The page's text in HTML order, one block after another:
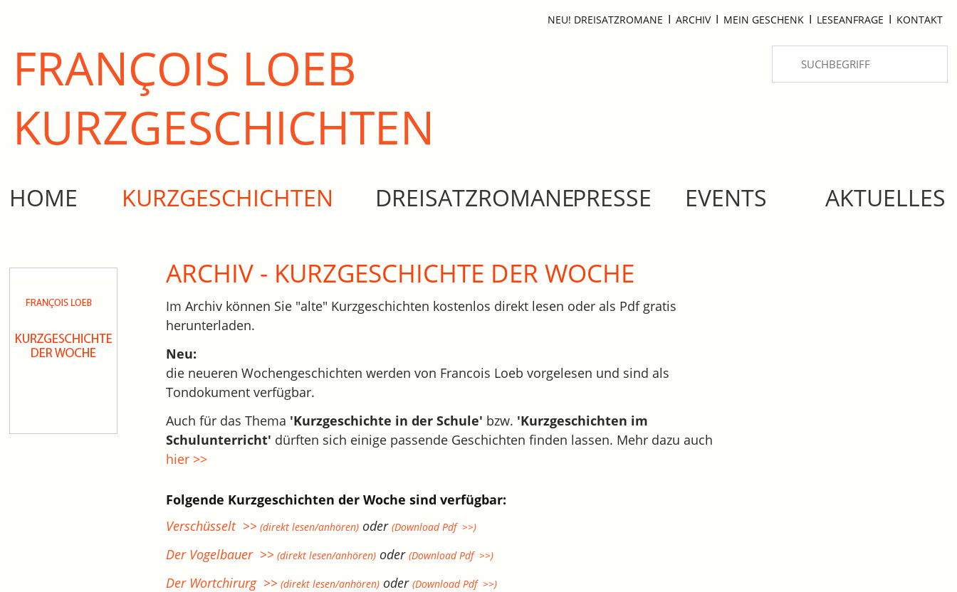
NEU! DREISATZROMANE I ARCHIV I MEIN GESCHENK I LESEANFRAGE I KONTAKT
FRANÇOIS LOEB
KURZ­GESCHICHTEN
HOME KURZGESCHICHTEN DREISATZROMANEPRESSE EVENTS AKTUELLES
ARCHIV - KURZGESCHICHTE DER WOCHE
Im Archiv können Sie "alte" Kurzgeschichten kostenlos direkt lesen oder als Pdf gratis
herunterladen.
Neu:
die neueren Wochengeschichten werden von Francois Loeb vorgelesen und sind als
Tondokument verfügbar.
Auch für das Thema 'Kurzgeschichte in der Schule' bzw. 'Kurzgeschichten im
Schulunterricht' dürften sich einige passende Geschichten finden lassen. Mehr dazu auch
hier >>
Folgende Kurzgeschichten der Woche sind verfügbar:
Verschüsselt >> (direkt lesen/anhören) oder(Download Pdf >>)
Der Vogelbauer >> (direkt lesen/anhören) oder(Download Pdf >>)
Der Wortchirurg >> (direkt lesen/anhören) oder(Download Pdf >>)